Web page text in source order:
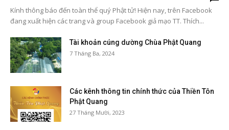
Kính thông báo đến toàn thể quý Phật tử! Hiện nay, trên Facebook
đang xuất hiện các trang và group Facebook giả mạo TT. Thích...
Tài khoản cúng dường Chùa Phật Quang
7 Tháng Ba, 2024
Các kênh thông tin chính thức của Thiền Tôn
Phật Quang
27 Tháng Mười, 2023